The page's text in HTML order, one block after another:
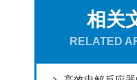
相关
RELATED